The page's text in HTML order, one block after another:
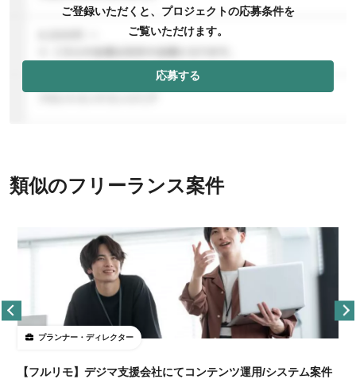
ご登録いただくと、プロジェクトの応募条件を
ご覧いただけます。
応募する
類似のフリーランス案件
プランナー・ディレクター
【フルリモ】デジマ支援会社にてコンテンツ運用/システム案件